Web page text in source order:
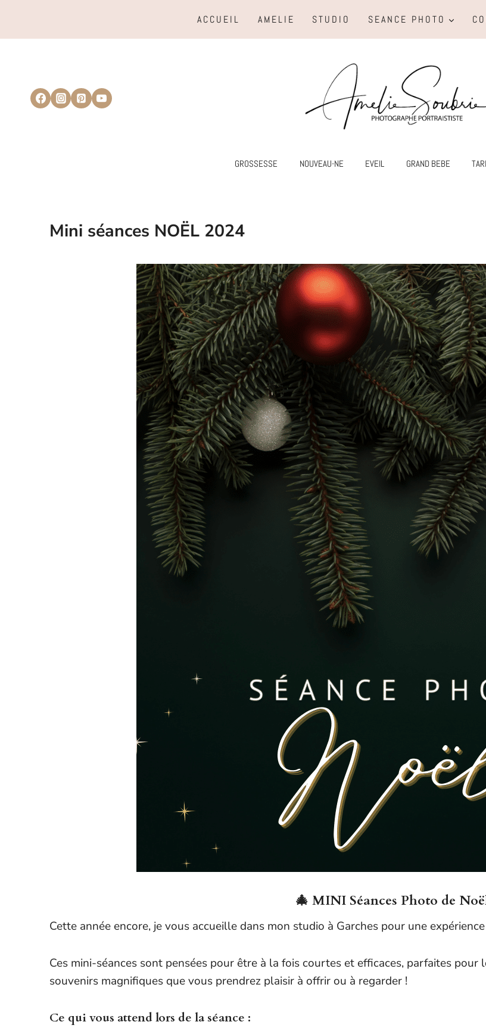
contenu
ACCUEIL AMELIE STUDIO SEANCE PHOTO
GROSSESSE NOUVEAU-NE EVEIL GRAND BEBE
Mini séances NOËL 2024
🎄 MINI Séances Photo de
Cette année encore, je vous accueille dans mon studio à Garches pour une
Ces mini-séances sont pensées pour être à la fois courtes et efficaces, parfaites
souvenirs magnifiques que vous prendrez plaisir à offrir ou à regarder !
Ce qui vous attend lors de la séance :